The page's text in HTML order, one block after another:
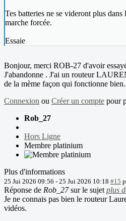
Tes batteries ne se videront plus dans
marche forcée.
Essaie
Bonjour, merci ROB-27 d'avoir
J'abandonne . J'ai un routeur
de la mème façon qui fonctionne
Connexion ou Créer un compte pour
Rob_27
Hors Ligne
Membre platinium
Plus d'informations
25 Jui 2026 09:56 - 25 Jui 2026 10:18 #15
Réponse de Rob_27sur le sujet plus
Je ne connais pas bien le routeur
vidéos.